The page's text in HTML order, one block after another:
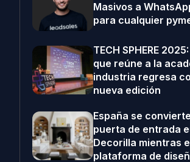
Masivos a
para cualquier
TECH SPHERE
que reúne a la
industria regresa
nueva edición
España se
puerta de entrada
Decorilla mientras
plataforma de